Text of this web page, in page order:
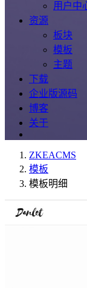
用户中
资源
板块
模板
主题
下载
企业版源码
博客
关于
ZKEACMS
模板
模板明细